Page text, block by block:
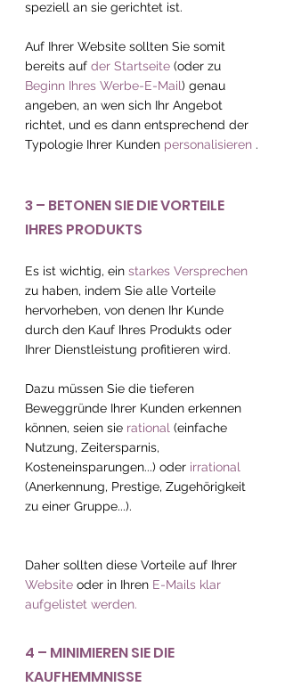
speziell an sie gerichtet ist.
Auf Ihrer Website sollten Sie somit
bereits auf der Startseite (oder zu
Beginn Ihres Werbe-E-Mail) genau
angeben, an wen sich Ihr Angebot
richtet, und es dann entsprechend der
Typologie Ihrer Kunden personalisieren .
3 – BETONEN SIE DIE VORTEILE
IHRES PRODUKTS
Es ist wichtig, ein starkes Versprechen
zu haben, indem Sie alle Vorteile
hervorheben, von denen Ihr Kunde
durch den Kauf Ihres Produkts oder
Ihrer Dienstleistung profitieren wird.
Dazu müssen Sie die tieferen
Beweggründe Ihrer Kunden erkennen
können, seien sie rational (einfache
Nutzung, Zeitersparnis,
Kosteneinsparungen...) oder irrational
(Anerkennung, Prestige, Zugehörigkeit
zu einer Gruppe...).
Daher sollten diese Vorteile auf Ihrer
Website oder in Ihren E-Mails klar
aufgelistet werden.
4 – MINIMIEREN SIE DIE
KAUFHEMMNISSE